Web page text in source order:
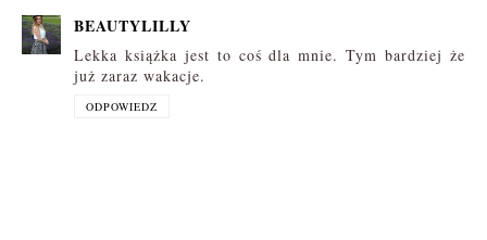
BEAUTYLILLY
Lekka książka jest to coś dla mnie. Tym bardziej że
już zaraz wakacje.
ODPOWIEDZ